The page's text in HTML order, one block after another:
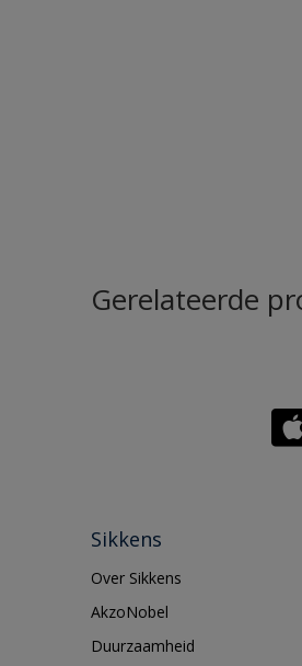
Gerelateerde
Sikkens
Over Sikkens
AkzoNobel
Duurzaamheid